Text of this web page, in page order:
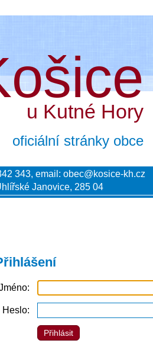
u Kutné Hory
oficiální stránky obce
343, email: obec@kosice-kh.cz
Janovice, 285 04
Heslo